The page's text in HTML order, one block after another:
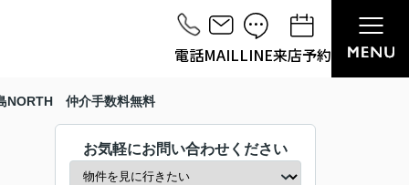
電話MAILLINE来店予約
NORTH 仲介手数料無料
お気軽にお問い合わせください